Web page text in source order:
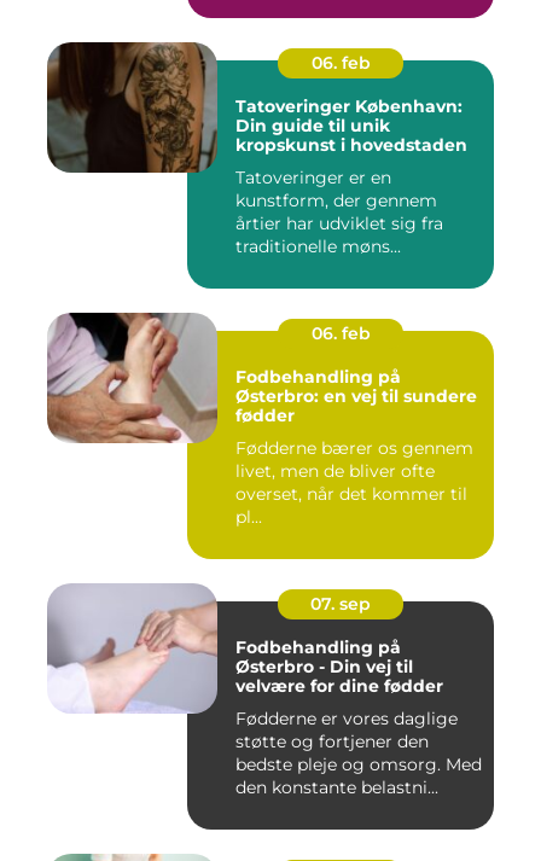
06. feb
Tatoveringer København:
Din guide til unik
kropskunst i hovedstaden
Tatoveringer er en
kunstform, der gennem
årtier har udviklet sig fra
traditionelle møns...
06. feb
Fodbehandling på
Østerbro: en vej til sundere
fødder
Fødderne bærer os gennem
livet, men de bliver ofte
overset, når det kommer til
pl...
07. sep
Fodbehandling på
Østerbro - Din vej til
velvære for dine fødder
Fødderne er vores daglige
støtte og fortjener den
bedste pleje og omsorg. Med
den konstante belastni...